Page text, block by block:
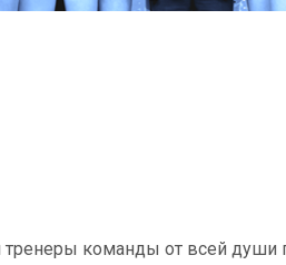
тренеры команды от всей